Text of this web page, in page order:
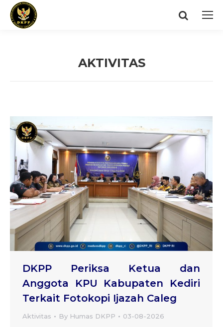
Search:
AKTIVITAS
DKPP Periksa Ketua dan
Anggota KPU Kabupaten Kediri
Terkait Fotokopi Ijazah Caleg
Aktivitas By Humas DKPP 03-08-2026